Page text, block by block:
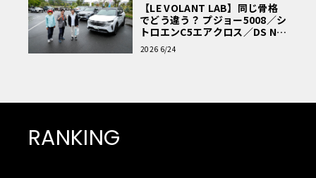
【LE VOLANT LAB】同じ骨格
でどう違う？ プジョー5008／シ
トロエンC5エアクロス／DS Nº4
読者一気乗りレポート
2026 6/24
RANKING